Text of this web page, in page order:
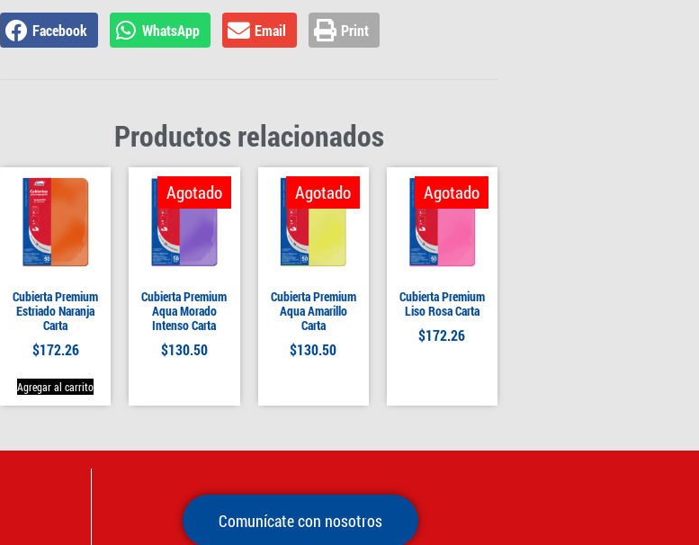
Facebook WhatsApp Email Print
Productos relacionados
Cubierta Premium
Estriado Naranja
Carta
$172.26
Agregar al carrito
Cubierta Premium
Aqua Morado
Intenso Carta
$130.50
Agotado
Cubierta Premium
Aqua Amarillo
Carta
$130.50
Agotado
Cubierta Premium
Liso Rosa Carta
$172.26
Agotado
Comunícate con nosotros